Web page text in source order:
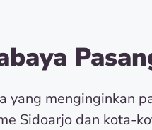
menginginkan
Sidoarjo dan kota-